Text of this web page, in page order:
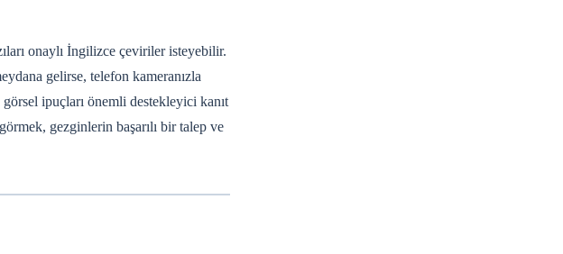
onaylı İngilizce çeviriler isteyebilir.
gelirse, telefon kameranızla
ipuçları önemli destekleyici kanıt
gezginlerin başarılı bir talep ve